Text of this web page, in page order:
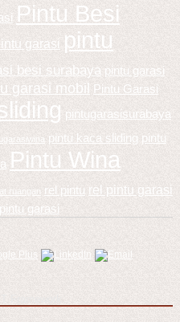
Pintu Besi
garasi
pintu
besi surabaya pintu garasi
garasi mobil
Pintu Garasi
pintugarasisurabaya
pintu kaca sliding pintu
Pintu Wina
ruangan rel pintu rel pintu garasi
garasi